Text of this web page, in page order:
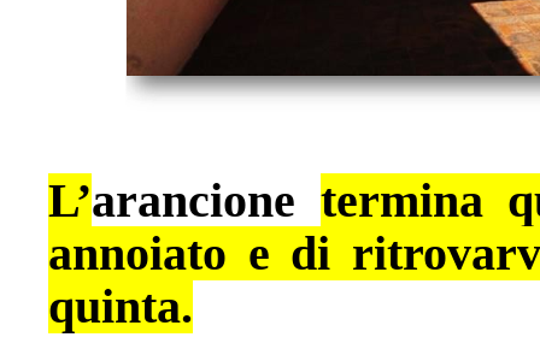
L’arancione termina
annoiato e di
quinta.